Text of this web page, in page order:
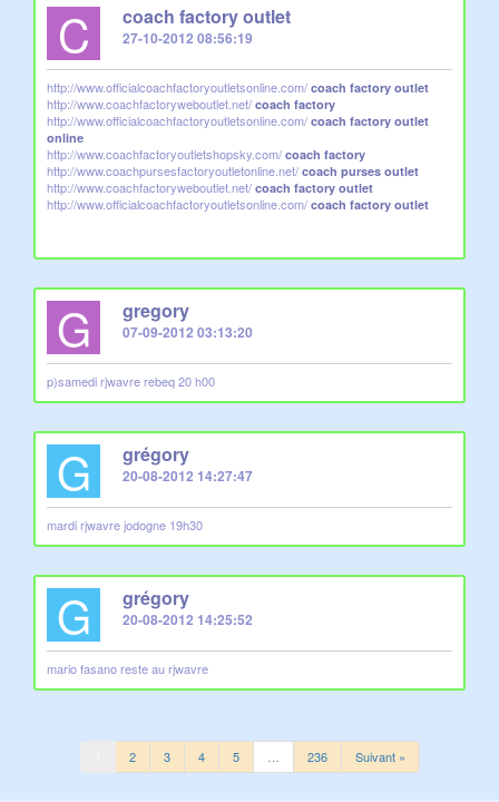
C coach factory outlet
27-10-2012 08:56:19
http://www.officialcoachfactoryoutletsonline.com/ coach factory outlet
http://www.coachfactoryweboutlet.net/ coach factory
http://www.officialcoachfactoryoutletsonline.com/ coach factory outlet
online
http://www.coachfactoryoutletshopsky.com/ coach factory
http://www.coachpursesfactoryoutletonline.net/ coach purses outlet
http://www.coachfactoryweboutlet.net/ coach factory outlet
http://www.officialcoachfactoryoutletsonline.com/ coach factory outlet
G gregory
07-09-2012 03:13:20
p)samedi rjwavre rebeq 20 h00
G grégory
20-08-2012 14:27:47
mardi rjwavre jodogne 19h30
G grégory
20-08-2012 14:25:52
mario fasano reste au rjwavre
2 3 4 5 236 Suivant »